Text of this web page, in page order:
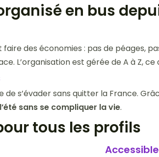
en bus
des économies : pas de péages,
L’organisation est gérée de A à Z, ce
de s’évader sans quitter la France.
sans se compliquer la vie.
tous les profils